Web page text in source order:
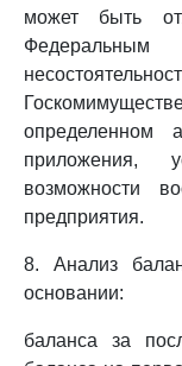
может быть
определенном
приложения,
возможности
предприятия.
8. Анализ
основании:
баланса за